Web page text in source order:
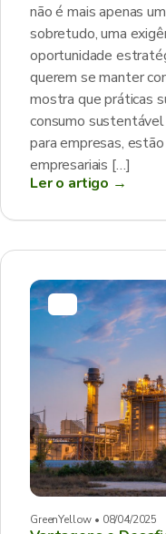
não é mais apenas
sobretudo, uma
oportunidade
querem se manter
mostra que práticas
consumo
para empresas,
empresariais […]
Ler o artigo →
GreenYellow • 08/04/2025